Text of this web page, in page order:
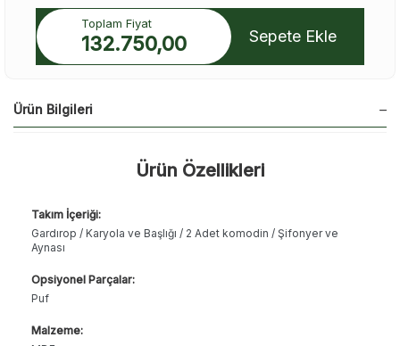
Toplam Fiyat
132.750,00 Sepete Ekle
Ürün Bilgileri
Ürün Özellikleri
Takım İçeriği:
Gardırop / Karyola ve Başlığı / 2 Adet komodin / Şifonyer ve
Aynası
Opsiyonel Parçalar:
Puf
Malzeme: